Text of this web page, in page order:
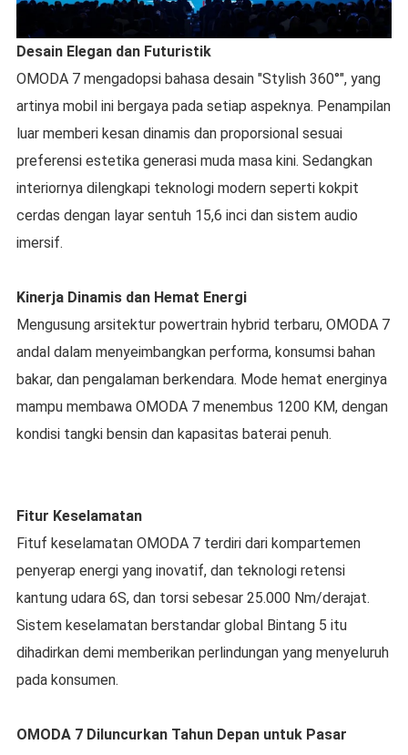
Desain Elegan dan Futuristik
OMODA 7 mengadopsi bahasa desain "Stylish 360°", yang
artinya mobil ini bergaya pada setiap aspeknya. Penampilan
luar memberi kesan dinamis dan proporsional sesuai
preferensi estetika generasi muda masa kini. Sedangkan
interiornya dilengkapi teknologi modern seperti kokpit
cerdas dengan layar sentuh 15,6 inci dan sistem audio
imersif.
Kinerja Dinamis dan Hemat Energi
Mengusung arsitektur powertrain hybrid terbaru, OMODA 7
andal dalam menyeimbangkan performa, konsumsi bahan
bakar, dan pengalaman berkendara. Mode hemat energinya
mampu membawa OMODA 7 menembus 1200 KM, dengan
kondisi tangki bensin dan kapasitas baterai penuh.
Fitur Keselamatan
Fituf keselamatan OMODA 7 terdiri dari kompartemen
penyerap energi yang inovatif, dan teknologi retensi
kantung udara 6S, dan torsi sebesar 25.000 Nm/derajat.
Sistem keselamatan berstandar global Bintang 5 itu
dihadirkan demi memberikan perlindungan yang menyeluruh
pada konsumen.
OMODA 7 Diluncurkan Tahun Depan untuk Pasar